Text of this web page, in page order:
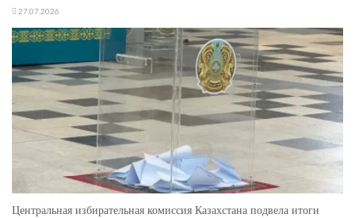
27.07.2026
Центральная избирательная комиссия Казахстана подвела итоги